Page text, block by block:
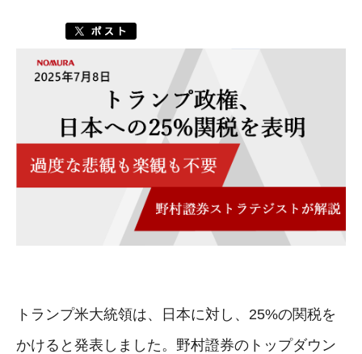
トランプ米大統領は、日本に対し、25%の関税を
かけると発表しました。野村證券のトップダウン